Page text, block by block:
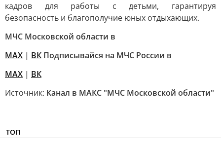
кадров для работы с детьми, гарантируя
безопасность и благополучие юных отдыхающих.
МЧС Московской области в
MAX | ВК Подписывайся на МЧС России в
MAX | ВК
Источник: Канал в МАКС "МЧС Московской области"
ТОП